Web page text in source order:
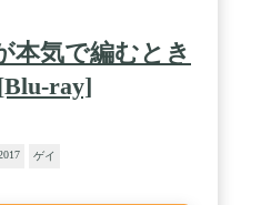
本気で編むとき
ray]
ゲイ